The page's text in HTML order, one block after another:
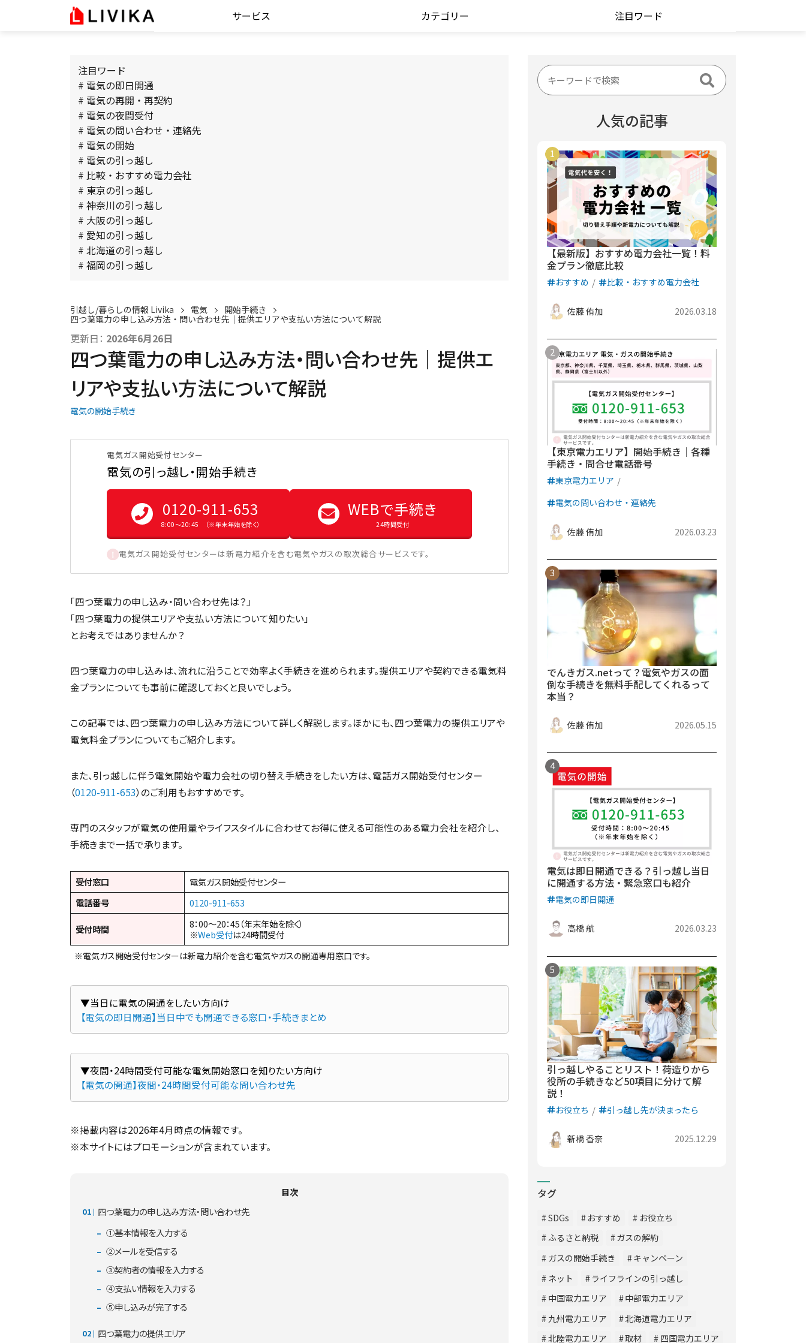
サービス カテゴリー 注目ワード
注目ワード
# 電気の即日開通
# 電気の再開・再契約
# 電気の夜間受付
# 電気の問い合わせ・連絡先
# 電気の開始
# 電気の引っ越し
# 比較・おすすめ電力会社
# 東京の引っ越し
# 神奈川の引っ越し
# 大阪の引っ越し
# 愛知の引っ越し
# 北海道の引っ越し
# 福岡の引っ越し
引越し/暮らしの情報 Livika 電気
開始手続き
四つ葉電力の申し込み方法・問い合わせ先｜提供エリアや支払い方法について解説
更新日： 2026年6月26日
四つ葉電力の申し込み方法・問い合わせ先｜提供エ
リアや支払い方法について解説
電気の開始手続き
電気ガス開始受付センター
電気の引っ越し・開始手続き
0120-911-653
8:00〜20:45 （※年末年始を除く）
WEBで手続き
24時間受付
電気ガス開始受付センターは新電力紹介を含む電気やガスの取次総合サービスです。
「四つ葉電力の申し込み・問い合わせ先は？」
「四つ葉電力の提供エリアや支払い方法について知りたい」
とお考えではありませんか？
四つ葉電力の申し込みは、流れに沿うことで効率よく手続きを進められます。提供エリアや契約できる電気料
金プランについても事前に確認しておくと良いでしょう。
この記事では、四つ葉電力の申し込み方法について詳しく解説します。ほかにも、四つ葉電力の提供エリアや
電気料金プランについてもご紹介します。
また、引っ越しに伴う電気開始や電力会社の切り替え手続きをしたい方は、電話ガス開始受付センター
（0120-911-653）のご利用もおすすめです。
専門のスタッフが電気の使用量やライフスタイルに合わせてお得に使える可能性のある電力会社を紹介し、
手続きまで一括で承ります。
受付窓口
電気ガス開始受付センター
電話番号
0120-911-653
受付時間
8：00～20：45（年末年始を除く）
※Web受付は24時間受付
※電気ガス開始受付センターは新電力紹介を含む電気やガスの開通専用窓口です。
【電気の即日開通】当日中でも開通できる窓口・手続きまとめ
【電気の開通】夜間・24時間受付可能な問い合わせ先
※掲載内容は2026年4月時点の情報です。
※本サイトにはプロモーションが含まれています。
目次
四つ葉電力の申し込み方法・問い合わせ先
①基本情報を入力する
②メールを受信する
③契約者の情報を入力する
④支払い情報を入力する
⑤申し込みが完了する
四つ葉電力の提供エリア
人気の記事
【最新版】おすすめ電力会社一覧！料
金プラン徹底比較
おすすめ 比較・おすすめ電力会社
佐藤 侑加 2026.03.18
【東京電力エリア】開始手続き｜各種
手続き・問合せ電話番号
東京電力エリア
電気の問い合わせ・連絡先
佐藤 侑加 2026.03.23
でんきガス.netって？電気やガスの面
倒な手続きを無料手配してくれるって
本当？
佐藤 侑加 2026.05.15
電気は即日開通できる？引っ越し当日
に開通する方法・緊急窓口も紹介
電気の即日開通
高橋 航 2026.03.23
引っ越しやることリスト！荷造りから
役所の手続きなど50項目に分けて解
説！
お役立ち 引っ越し先が決まったら
新橋 香奈 2025.12.29
タグ
SDGs おすすめ
お役立ち
ふるさと納税
ガスの解約
ガスの開始手続き
キャンペーン
ネット
ライフラインの引っ越し
中国電力エリア
中部電力エリア
九州電力エリア
北海道電力エリア
北陸電力エリア
取材 四国電力エリア